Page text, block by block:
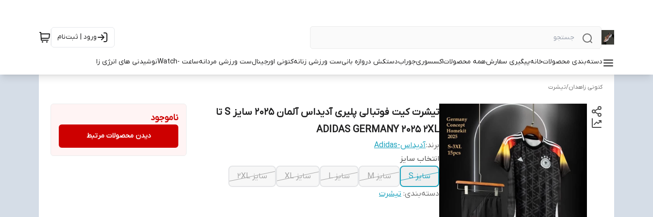
ورود | ثبت‌نام
دسته‌بندی محصولاتخانهپیگیری سفارشهمه محصولاتاکسسوریجورابدستکش دروازه بانیست ورزشی زنانهکتونی اورجینالست ورزشی مردانهساعت -Watch نوشیدنی های انرژی زا
کتونی زاهدان/تیشرت
تیشرت کیت فوتبالی پلیری آدیداس آلمان 2025 سایز S تا
ADIDAS GERMANY 2025 2XL
برند:آدیداس-Adidas
انتخاب سایز
سایز S
سایز M سایز L سایز XL
سایز 2XL
دسته‌بندی: تیشرت
ناموجود
دیدن محصولات مرتبط